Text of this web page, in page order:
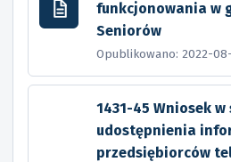
funkcjonowania w
Seniorów
Opublikowano: 2022-
1431-45 Wniosek
udostępnienia
przedsiębiorców